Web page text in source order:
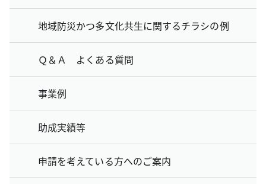
地域防災かつ多文化共生に関するチラシの例
Ｑ＆Ａ よくある質問
事業例
助成実績等
申請を考えている方へのご案内